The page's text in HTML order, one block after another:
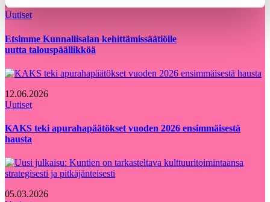
05.08.2026
Uutiset
Etsimme Kunnallisalan kehittämissäätiölle
uutta talouspäällikköä
12.06.2026
Uutiset
KAKS teki apurahapäätökset vuoden 2026 ensimmäisestä
hausta
05.03.2026